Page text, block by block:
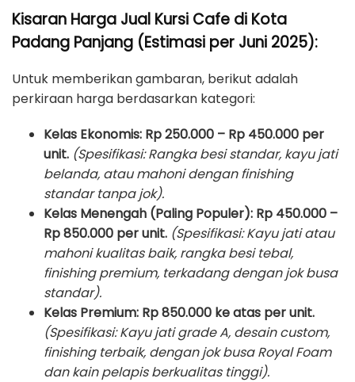
Kisaran Harga Jual Kursi Cafe di Kota
Padang Panjang (Estimasi per Juni 2025):
Untuk memberikan gambaran, berikut adalah
perkiraan harga berdasarkan kategori:
Kelas Ekonomis: Rp 250.000 – Rp 450.000 per
unit. (Spesifikasi: Rangka besi standar, kayu jati
belanda, atau mahoni dengan finishing
standar tanpa jok).
Kelas Menengah (Paling Populer): Rp 450.000 –
Rp 850.000 per unit. (Spesifikasi: Kayu jati atau
mahoni kualitas baik, rangka besi tebal,
finishing premium, terkadang dengan jok busa
standar).
Kelas Premium: Rp 850.000 ke atas per unit.
(Spesifikasi: Kayu jati grade A, desain custom,
finishing terbaik, dengan jok busa Royal Foam
dan kain pelapis berkualitas tinggi).